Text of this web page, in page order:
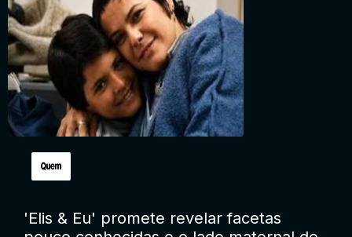
'Elis & Eu' promete revelar facetas